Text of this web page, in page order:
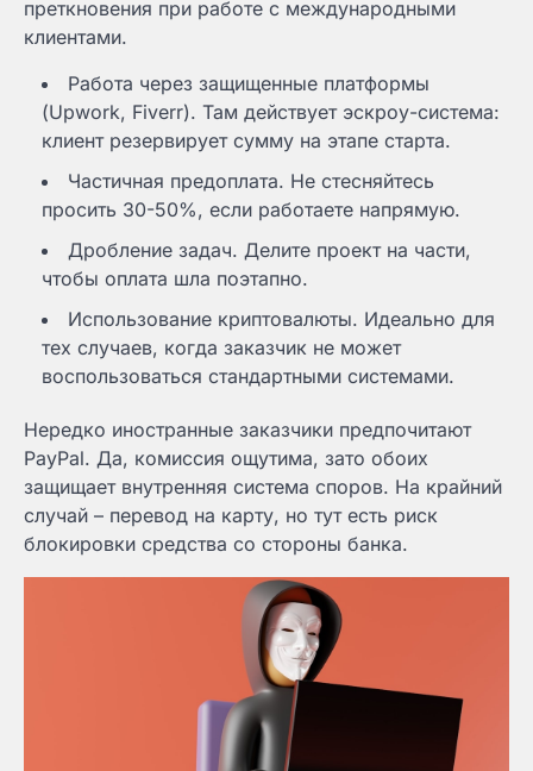
преткновения при работе с международными
клиентами.
Работа через защищенные платформы
(Upwork, Fiverr). Там действует эскроу-система:
клиент резервирует сумму на этапе старта.
Частичная предоплата. Не стесняйтесь
просить 30-50%, если работаете напрямую.
Дробление задач. Делите проект на части,
чтобы оплата шла поэтапно.
Использование криптовалюты. Идеально для
тех случаев, когда заказчик не может
воспользоваться стандартными системами.
Нередко иностранные заказчики предпочитают
PayPal. Да, комиссия ощутима, зато обоих
защищает внутренняя система споров. На крайний
случай – перевод на карту, но тут есть риск
блокировки средства со стороны банка.